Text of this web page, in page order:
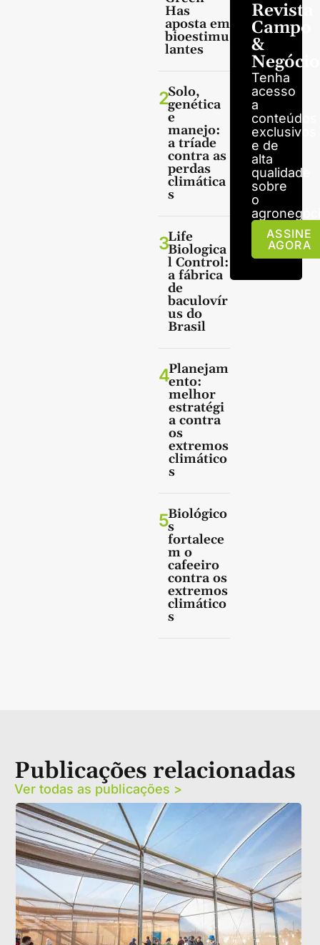
Has
aposta em
bioestimu
lantes
2Solo,
genética
e
manejo:
a tríade
contra as
perdas
climática
s
3Life
Biologica
l Control:
a fábrica
de
baculovír
us do
Brasil
4Planejam
ento:
melhor
estratégi
a contra
os
extremos
climático
s
5Biológico
s
fortalece
m o
cafeeiro
contra os
extremos
climático
s
Revista
Campo
&
Tenha
acesso
a
conteúdos
exclusivos
e de
alta
qualidade
sobre
o
ASSINE
AGORA
Publicações relacionadas
Ver todas as publicações >